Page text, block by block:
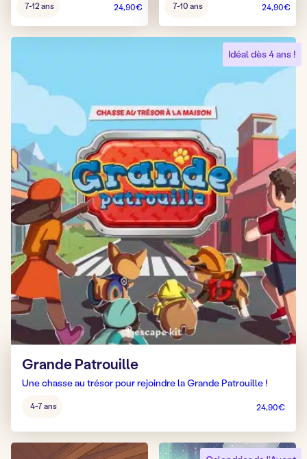
pour
7-12 ans 24,90€
pour
7-10 ans 24,90€
Idéal dès 4 ans !
Grande Patrouille
Une chasse au trésor pour rejoindre la Grande Patrouille !
pour
:
4-7 ans 24,90€